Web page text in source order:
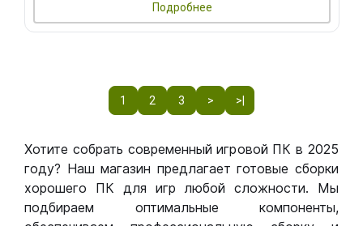
Подробнее
1 2 3 > >|
Хотите собрать современный игровой ПК в 2025
году? Наш магазин предлагает готовые сборки
хорошего ПК для игр любой сложности. Мы
подбираем оптимальные компоненты,